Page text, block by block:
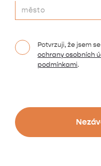
Potvrzuji, že jsem
ochrany osobních
podmínkami.